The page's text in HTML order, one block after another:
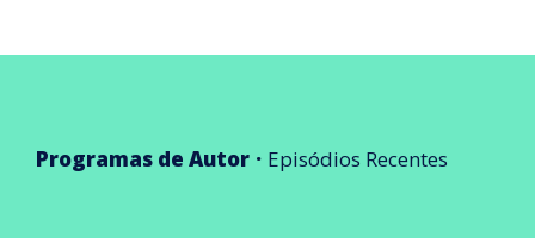
Programas de Autor Episódios Recentes